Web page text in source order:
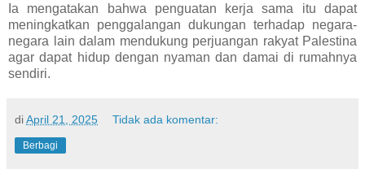
Ia mengatakan bahwa penguatan kerja sama itu dapat
meningkatkan penggalangan dukungan terhadap negara-
negara lain dalam mendukung perjuangan rakyat Palestina
agar dapat hidup dengan nyaman dan damai di rumahnya
sendiri.
diApril 21, 2025 Tidak ada komentar:
Berbagi